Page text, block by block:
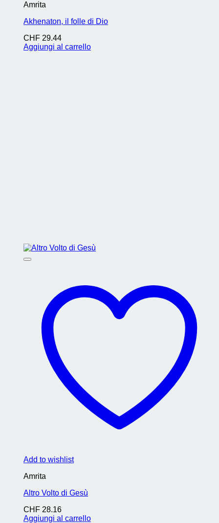
Amrita
Akhenaton, il folle di Dio
CHF 29.44
Aggiungi al carrello
Add to wishlist
Amrita
Altro Volto di Gesù
CHF 28.16
Aggiungi al carrello